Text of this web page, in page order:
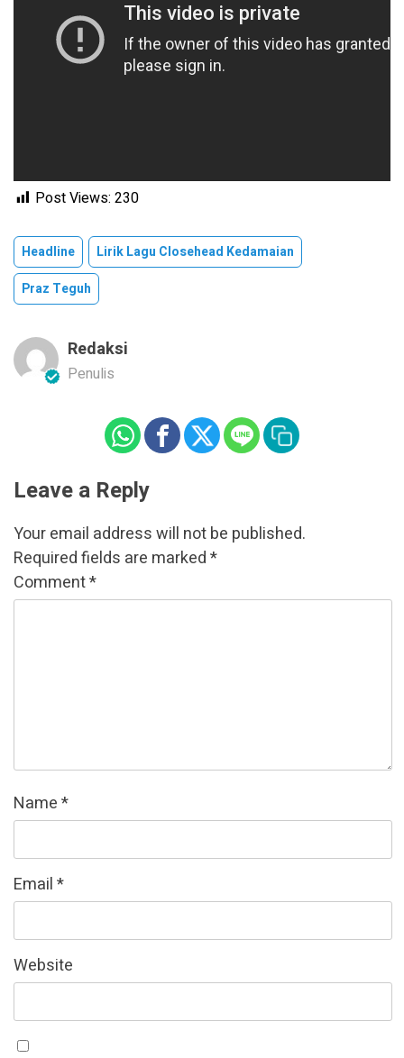
Post Views: 230
Headline
Lirik Lagu Closehead Kedamaian
Praz Teguh
Redaksi
Penulis
Leave a Reply
Your email address will not be published.
Required fields are marked*
Comment*
Name*
Email*
Website